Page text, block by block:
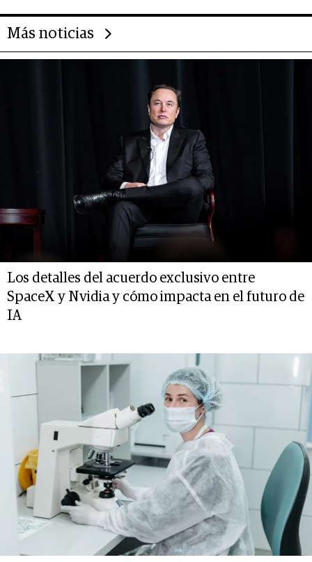
Más noticias
Los detalles del acuerdo exclusivo entre
SpaceX y Nvidia y cómo impacta en el futuro de
IA